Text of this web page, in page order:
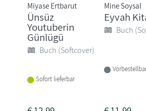
Miyase Ertbarut
Ünsüz
Youtuberin
Günlügü
Buch (Softcover)
Sofort lieferbar
Mine Soysal
Eyvah
Buch